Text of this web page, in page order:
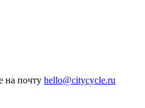
на почту hello@citycycle.ru